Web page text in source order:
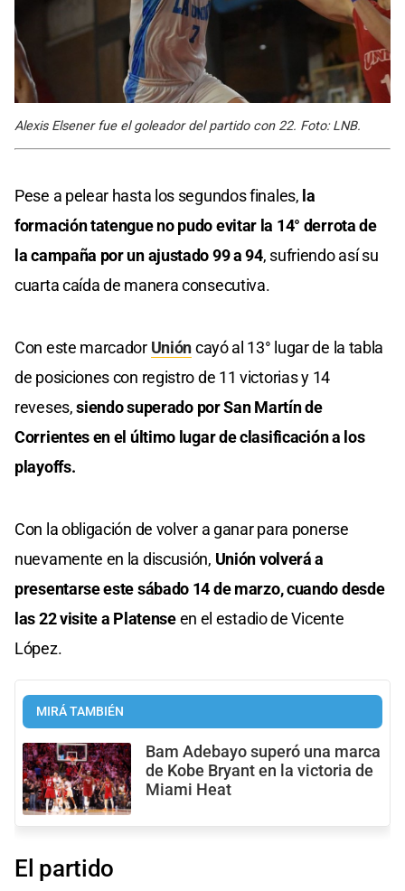
Alexis Elsener fue el goleador del partido con 22. Foto: LNB.
Pese a pelear hasta los segundos finales, la
formación tatengue no pudo evitar la 14° derrota de
la campaña por un ajustado 99 a 94, sufriendo así su
cuarta caída de manera consecutiva.
Con este marcador Unióncayó al 13° lugar de la tabla
de posiciones con registro de 11 victorias y 14
reveses,siendo superado por San Martín de
Corrientes en el último lugar de clasificación a los
playoffs.
Con la obligación de volver a ganar para ponerse
nuevamente en la discusión, Unión volverá a
presentarse este sábado 14 de marzo, cuando desde
las 22 visite a Platenseen el estadio de Vicente
López.
MIRÁ TAMBIÉN
Bam Adebayo superó una marca
de Kobe Bryant en la victoria de
Miami Heat
El partido